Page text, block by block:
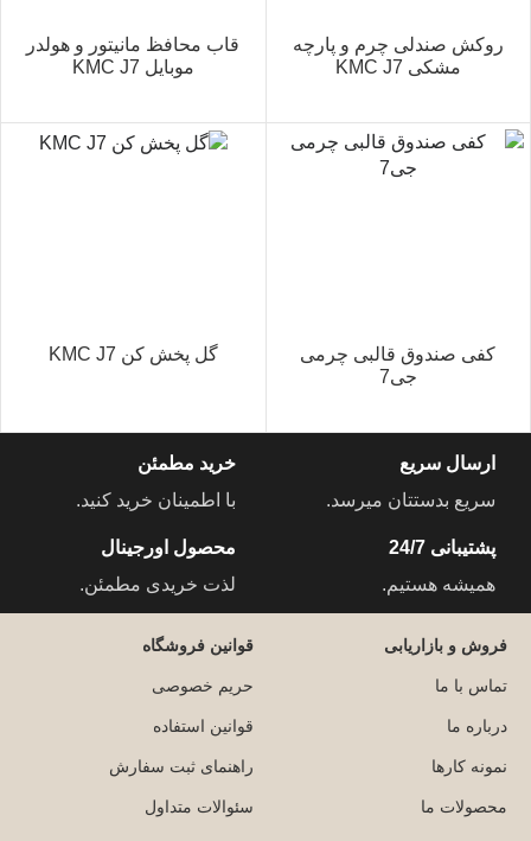
روکش صندلی چرم و پارچه
مشکی KMC J7
قاب محافظ مانیتور و هولدر
موبایل KMC J7
کفی صندوق قالبی چرمی
جی7
گل پخش کن KMC J7
ارسال سریع
سریع بدستتان میرسد.
خرید مطمئن
با اطمینان خرید کنید.
پشتیبانی 24/7
همیشه هستیم.
محصول اورجینال
لذت خریدی مطمئن.
فروش و بازاریابی
تماس با ما
درباره ما
نمونه کارها
محصولات ما
قوانین فروشگاه
حریم خصوصی
قوانین استفاده
راهنمای ثبت سفارش
سئوالات متداول